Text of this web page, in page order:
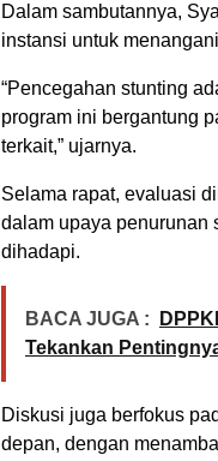
Dalam sambutannya,
instansi untuk
“Pencegahan stunting
program ini bergantung
terkait,” ujarnya.
Selama rapat, evaluasi
dalam upaya penurunan
dihadapi.
BACA JUGA :
Tekankan
Diskusi juga berfokus
depan, dengan